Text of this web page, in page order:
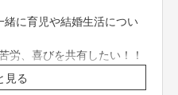
に育児や結婚生活につい
労、喜びを共有したい！！
伝授もあるよ！！
見る